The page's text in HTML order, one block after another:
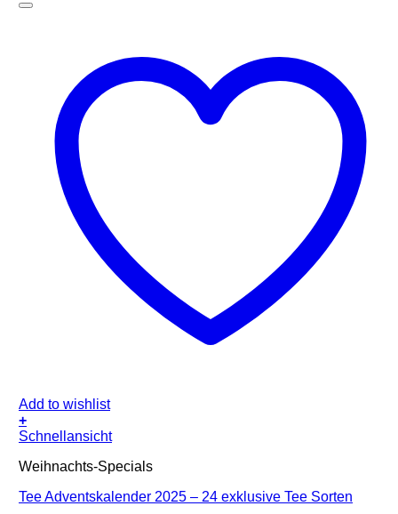
Add to wishlist
+
Schnellansicht
Weihnachts-Specials
Tee Adventskalender 2025 – 24 exklusive Tee Sorten